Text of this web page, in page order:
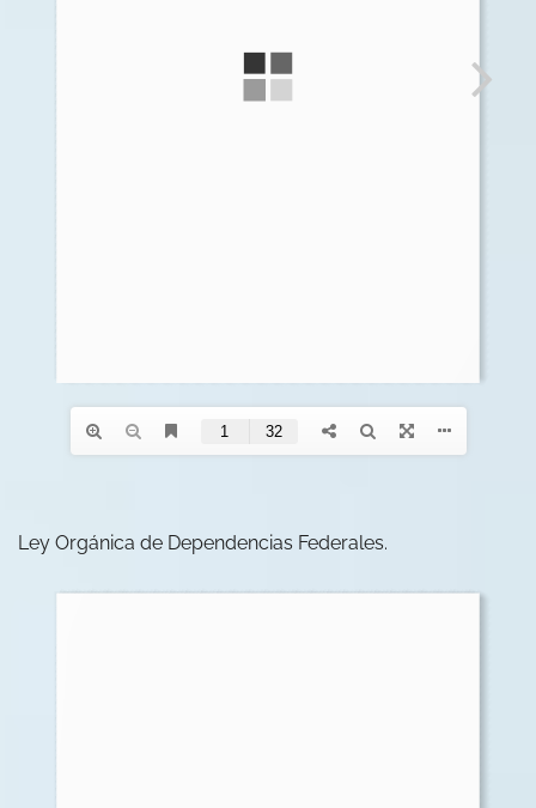
Ley Orgánica de Dependencias Federales.